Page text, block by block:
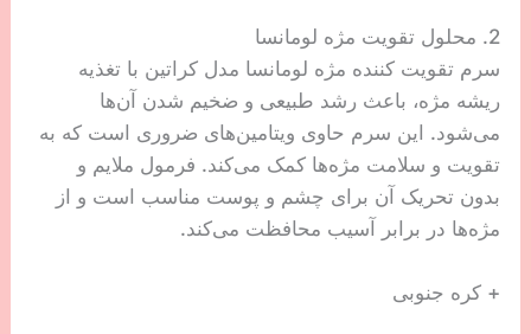
2. محلول تقویت مژه لومانسا
سرم تقویت کننده مژه لومانسا مدل کراتین با تغذیه
ریشه مژه، باعث رشد طبیعی و ضخیم شدن آن‌ها
می‌شود. این سرم حاوی ویتامین‌های ضروری است که به
تقویت و سلامت مژه‌ها کمک می‌کند. فرمول ملایم و
بدون تحریک آن برای چشم و پوست مناسب است و از
مژه‌ها در برابر آسیب محافظت می‌کند.
+ کره جنوبی